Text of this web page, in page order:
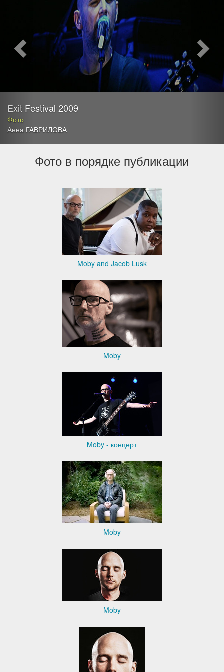
Exit Festival 2009
Фото
Анна ГАВРИЛОВА
Фото в порядке публикации
Moby and Jacob Lusk
Moby
Moby - концерт
Moby
Moby